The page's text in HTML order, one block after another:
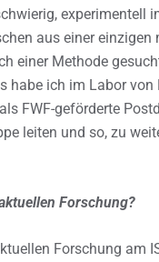
experimentell
aus einer
einer Methode
habe ich im Labor
FWF-geförderte
leiten und so, zu
Forschung?
Forschung am